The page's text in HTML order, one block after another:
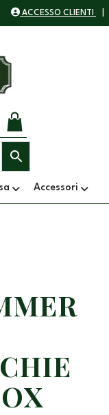
ACCESSO CLIENTI
Accessori